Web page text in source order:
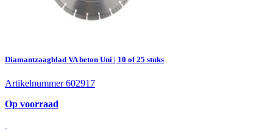
Diamantzaagblad VA beton Uni | 10 of 25 stuks
Artikelnummer 602917
Op voorraad